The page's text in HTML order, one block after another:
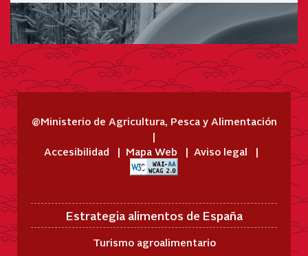
@Ministerio de Agricultura, Pesca y Alimentación
Accesibilidad Mapa Web Aviso legal
Estrategia alimentos de España
Turismo agroalimentario